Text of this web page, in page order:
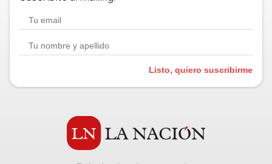
Listo, quiero suscribirme